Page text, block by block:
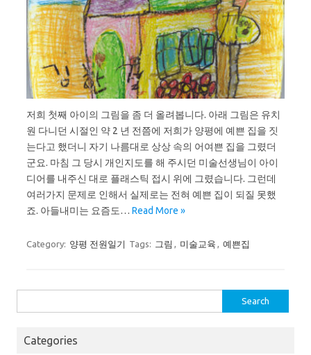
저희 첫째 아이의 그림을 좀 더 올려봅니다. 아래 그림은 유치
원 다니던 시절인 약 2 년 전쯤에 저희가 양평에 예쁜 집을 짓
는다고 했더니 자기 나름대로 상상 속의 어여쁜 집을 그렸더
군요. 마침 그 당시 개인지도를 해 주시던 미술선생님이 아이
디어를 내주신 대로 플래스틱 접시 위에 그렸습니다. 그런데
여러가지 문제로 인해서 실제로는 전혀 예쁜 집이 되질 못했
죠. 아들내미는 요즘도… Read More »
Category: 양평 전원일기 Tags: 그림 미술교육 예쁜집
for:
Categories